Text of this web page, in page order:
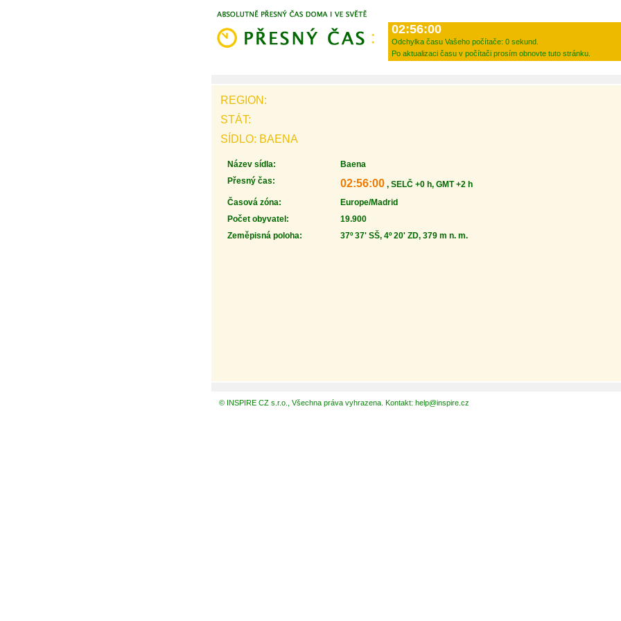
02:56:00
Odchylka času Vašeho počítače: 0 sekund.
Po aktualizaci času v počítači prosím obnovte tuto stránku.
REGION:
STÁT:
SÍDLO: BAENA
Název sídla:
Baena
Přesný čas:
02:56:00 , SELČ +0 h, GMT +2 h
Časová zóna:
Europe/Madrid
Počet obyvatel:
19.900
Zeměpisná poloha:
37º 37' SŠ, 4º 20' ZD, 379 m n. m.
© INSPIRE CZ s.r.o., Všechna práva vyhrazena. Kontakt: help@inspire.cz